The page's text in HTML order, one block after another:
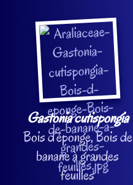
Gastonia cutispongia
Bois d’éponge, Bois de
banane à grandes
feuilles